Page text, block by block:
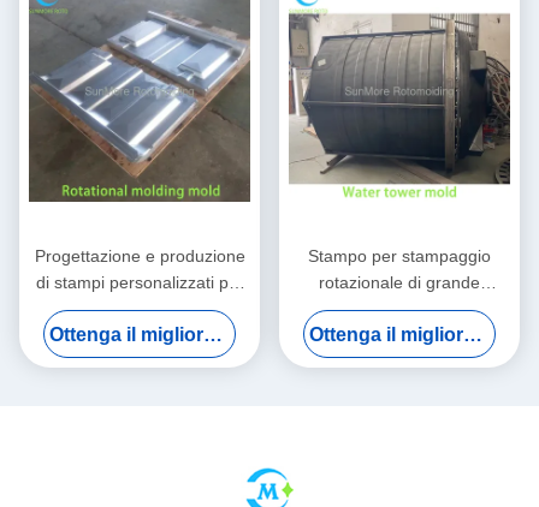
Progettazione e produzione
di stampi personalizzati per
stampaggio rotazionale per
prodotti cavi industriali
Ottenga il migliore prezzo
Stampo per stampaggio
rotazionale di grande
capacità PT1500 per sistemi
di approvvigionamento idrico
centrali
Ottenga il migliore prezzo